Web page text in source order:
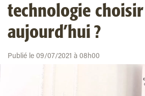
technologie choisir
aujourd’hui ?
Publié le 09/07/2021 à 08h00